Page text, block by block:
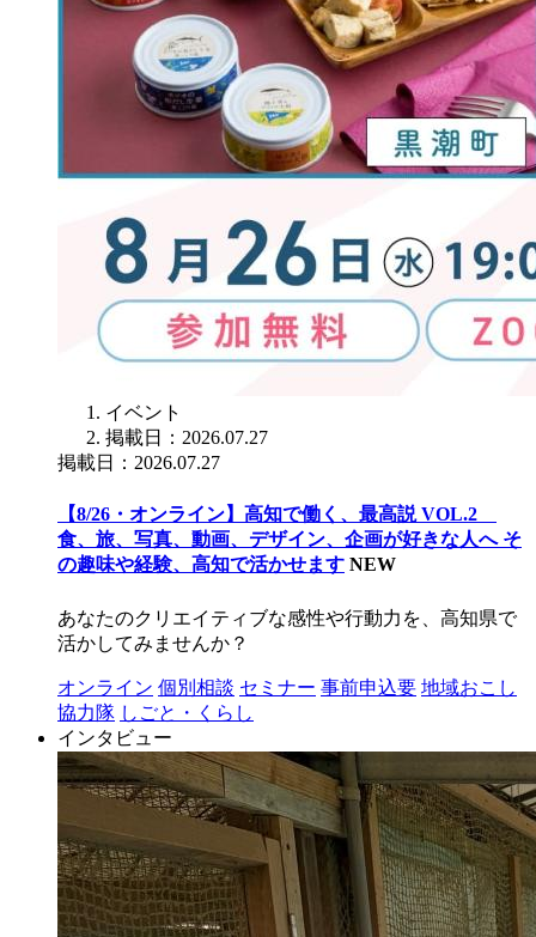
イベント
掲載日：2026.07.27
掲載日：2026.07.27
【8/26・オンライン】高知で働く、最高説 VOL.2
食、旅、写真、動画、デザイン、企画が好きな人へ そ
の趣味や経験、高知で活かせます NEW
あなたのクリエイティブな感性や行動力を、高知県で
活かしてみませんか？
オンライン 個別相談 セミナー 事前申込要 地域おこし
協力隊 しごと・くらし
インタビュー